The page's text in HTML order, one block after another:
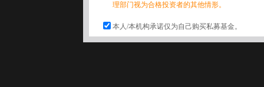
理部门视为合格投资者的其他情形。
本人/本机构承诺仅为自己购买私募基金。